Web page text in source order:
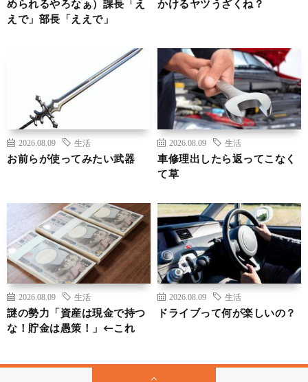
められるやろなぁ）課長「え
2026.08.09 生活 2026.08.09 生活
車修理出したら返ってこなく
2026.08.09 生活
謎の勢力「資産は現金で持つ
2026.08.09 生活